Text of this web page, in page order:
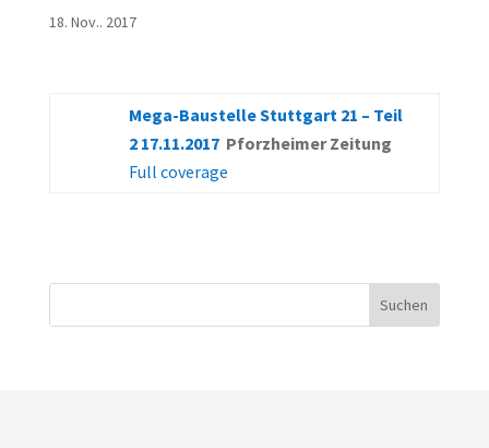
18. Nov.. 2017
Mega-Baustelle Stuttgart 21 – Teil
2 17.11.2017 Pforzheimer Zeitung
Full coverage
Suchen